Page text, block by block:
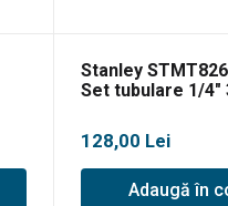
Stanley
Set tubulare 1/4″
128,00 Lei
Adaugă în